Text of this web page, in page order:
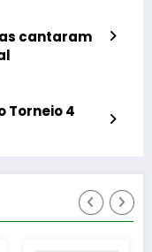
cantaram
Torneio 4